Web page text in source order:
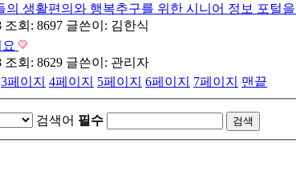
의 생활편의와 행복추구를 위한 시니어 정보 포털
조회: 8697 글쓴이: 김한식
조회: 8629 글쓴이: 관리자
3페이지 4페이지 5페이지 6페이지 7페이지
맨끝
검색어 필수